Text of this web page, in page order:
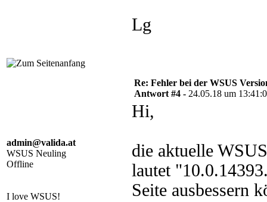
Lg
admin@valida.at
WSUS Neuling
Offline
I love WSUS!
Re: Fehler bei der WSUS
Antwort #4 - 24.05.18 um
Hi,
die aktuelle
lautet
Seite ausbessern